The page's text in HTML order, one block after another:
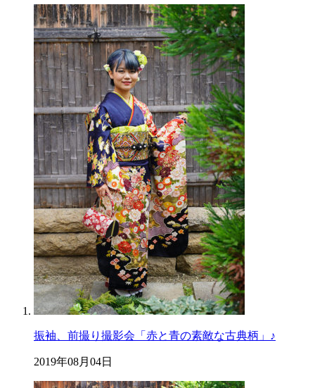
振袖、前撮り撮影会「赤と青の素敵な古典柄」♪
2019年08月04日